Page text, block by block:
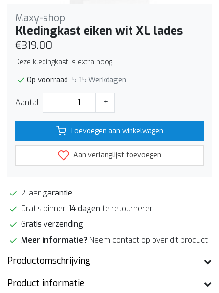
Maxy-shop
Kledingkast eiken wit XL lades
€319,00
Deze kledingkast is extra hoog
Op voorraad 5-15 Werkdagen
Aantal - +
Toevoegen aan winkelwagen
Aan verlanglijst toevoegen
2 jaar garantie
Gratis binnen 14 dagen te retourneren
Gratis verzending
Meer informatie? Neem contact op over dit product
Productomschrijving
Product informatie